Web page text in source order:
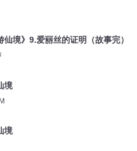
仙境》9.爱丽丝的证明（故事完）
境
境